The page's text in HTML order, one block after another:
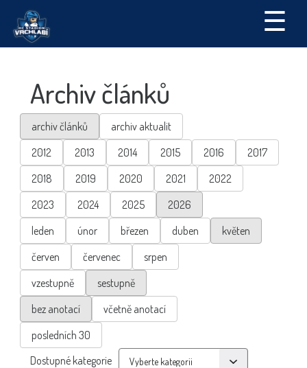
☰
Archiv článků
archiv článků
archiv aktualit
2012
2013 2014 2015 2016
2017
2018
2019 2020 2021
2022
2023
2024 2025
2026
leden
únor březen duben
květen
červen
červenec
srpen
vzestupně
sestupně
bez anotací
včetně anotací
posledních 30
Dostupné kategorie